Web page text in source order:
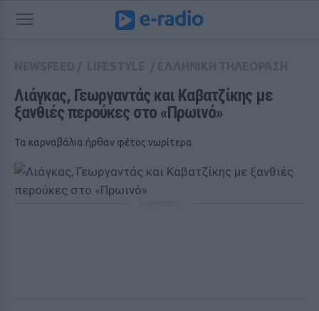
Λιάγκας, Γεωργαντάς και Καβατζίκης με
ξανθιές περούκες στο «Πρωινό»
Τα καρναβάλια ήρθαν φέτος νωρίτερα